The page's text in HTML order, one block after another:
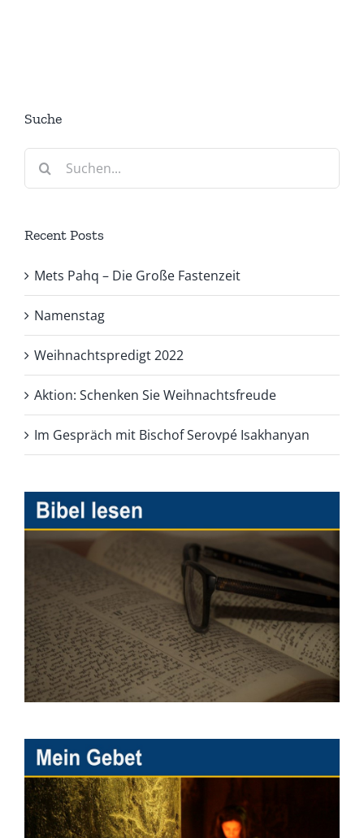
Suche
Suche
Recent Posts
Mets Pahq – Die Große Fastenzeit
Namenstag
Weihnachtspredigt 2022
Aktion: Schenken Sie Weihnachtsfreude
Im Gespräch mit Bischof Serovpé Isakhanyan